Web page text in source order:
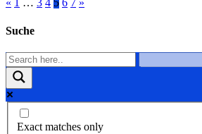
« 1 … 3 4 5 6 7 »
Suche
Exact matches only